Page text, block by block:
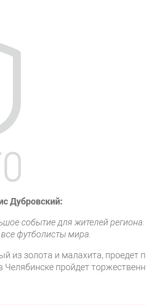
Дубровский:
событие для жителей региона.
футболисты мира.
из золота и малахита, проедет
пройдет